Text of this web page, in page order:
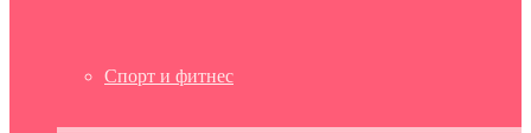
Спорт и фитнес